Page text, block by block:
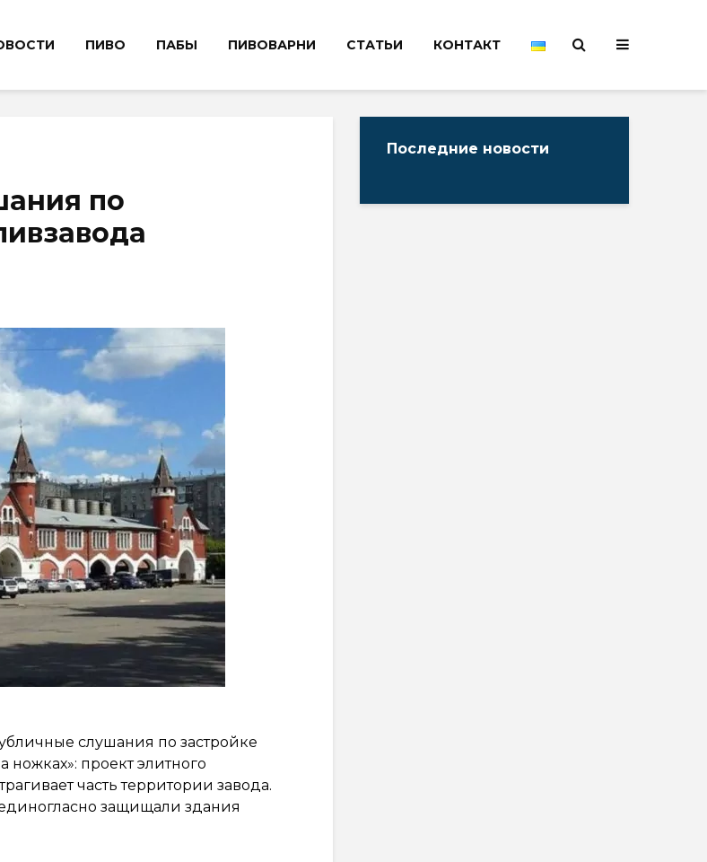
ПИВО ПАБЫ ПИВОВАРНИ СТАТЬИ КОНТАКТ
по
слушания по застройке
проект элитного
часть территории завода.
защищали здания
Последние новости